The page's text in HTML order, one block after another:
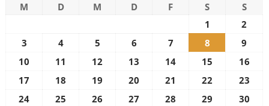
M D M D F S
S
1
2
3
4 5 6 7 8
9
10
11 12 13 14 15
16
17
18 19 20 21 22
23
24
25 26 27 28 29
30